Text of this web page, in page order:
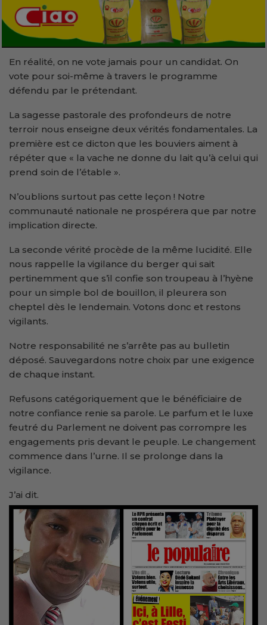
En réalité, on ne vote jamais pour un candidat. On
vote pour soi-même à travers le programme
défendu par le prétendant.
La sagesse pastorale des profondeurs de notre
terroir nous enseigne deux vérités fondamentales. La
première est ce dicton que les bouviers aiment à
répéter que « la vache ne donne du lait qu’à celui qui
prend soin de l’étable ».
N’oublions surtout pas cette leçon ! Notre
communauté nationale ne prospérera que par notre
implication directe.
La seconde vérité procède de la même lucidité. Elle
nous rappelle la vigilance du berger qui sait
pertinemment que s’il confie son troupeau à l’hyène
pour un simple bol de bouillon, il pleurera son
cheptel dès le lendemain. Votons donc et restons
vigilants.
Notre responsabilité ne s’arrête pas au bulletin
déposé. Sauvegardons notre choix par une exigence
de chaque instant.
Refusons catégoriquement que le bénéficiaire de
notre confiance renie sa parole. Le parfum et le luxe
feutré du Parlement ne doivent pas corrompre les
engagements pris devant le peuple. Le changement
commence dans l’urne. Il se prolonge dans la
vigilance.
J’ai dit.